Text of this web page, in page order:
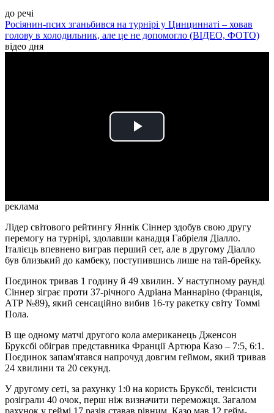
до речі
Росіянин-псих зганьбився на турнірі у Цинциннаті – ховав
голову в холодильник, але це не допомогло (ВІДЕО, ФОТО)
відео дня
Play
реклама
Лідер світового рейтингу Яннік Сіннер здобув свою другу
перемогу на турнірі, здолавши канадця Габріеля Діалло.
Італієць впевнено виграв перший сет, але в другому Діалло
був близький до камбеку, поступившись лише на тай-брейку.
Поєдинок тривав 1 годину й 49 хвилин. У наступному раунді
Сіннер зіграє проти 37-річного Адріана Маннаріно (Франція,
АТР №89), який сенсаційно вибив 16-ту ракетку світу Томмі
Пола.
В ще одному матчі другого кола американець Дженсон
Бруксбі обіграв представника Франції Артюра Казо – 7:5, 6:1.
Поєдинок запам'ятався напрочуд довгим геймом, який тривав
24 хвилини та 20 секунд.
У другому сеті, за рахунку 1:0 на користь Бруксбі, тенісисти
розіграли 40 очок, перш ніж визначити переможця. Загалом